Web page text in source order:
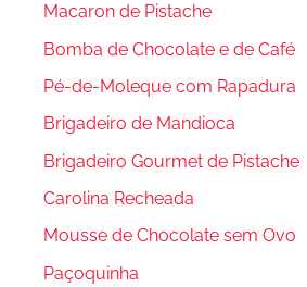
Macaron de Pistache
Bomba de Chocolate e de Café
Pé-de-Moleque com Rapadura
Brigadeiro de Mandioca
Brigadeiro Gourmet de Pistache
Carolina Recheada
Mousse de Chocolate sem Ovo
Paçoquinha